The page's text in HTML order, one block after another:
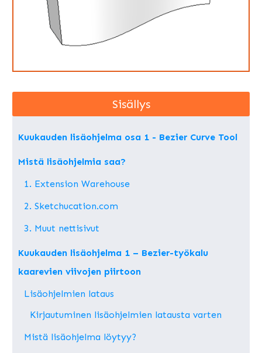
Sisällys
Kuukauden lisäohjelma osa 1 - Bezier Curve Tool
Mistä lisäohjelmia saa?
1. Extension Warehouse
2. Sketchucation.com
3. Muut nettisivut
Kuukauden lisäohjelma 1 – Bezier-työkalu
kaarevien viivojen piirtoon
Lisäohjelmien lataus
Kirjautuminen lisäohjelmien latausta varten
Mistä lisäohjelma löytyy?